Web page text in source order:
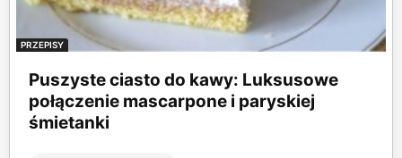
PRZEPISY
Puszyste ciasto do kawy: Luksusowe
połączenie mascarpone i paryskiej
śmietanki